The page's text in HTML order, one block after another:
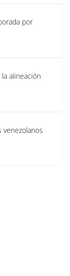
por
alineación
venezolanos